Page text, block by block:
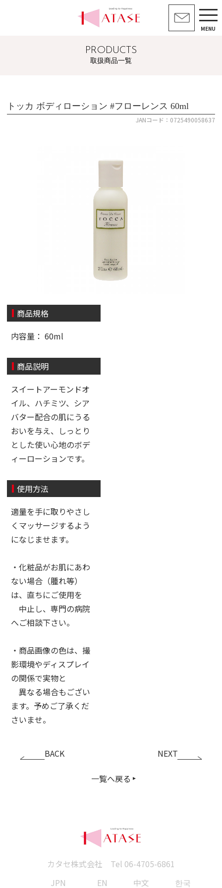
MENU
PRODUCTS
取扱商品一覧
トッカ ボディローション #フローレンス 60ml
JANコード：0725490058637
商品規格
内容量： 60ml
商品説明
スイートアーモンドオ
イル、ハチミツ、シア
バター配合の肌にうる
おいを与え、しっとり
とした使い心地のボデ
ィーローションです。
使用方法
適量を手に取りやさし
くマッサージするよう
になじませます。
・化粧品がお肌にあわ
ない場合（腫れ等）
は、直ちにご使用を
中止し、専門の病院
へご相談下さい。
・商品画像の色は、撮
影環境やディスプレイ
の関係で実物と
異なる場合もござい
ます。予めご了承くだ
さいませ。
BACK
一覧へ戻る
NEXT
カタセ株式会社 Tel 06-4705-6861
JPN
EN 中文 한국